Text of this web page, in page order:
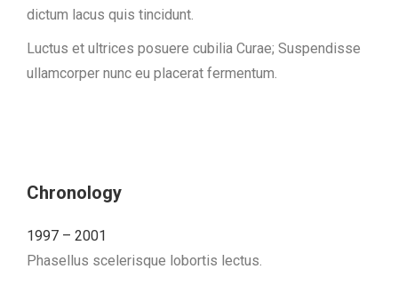
dictum lacus quis tincidunt.
Luctus et ultrices posuere cubilia Curae; Suspendisse
ullamcorper nunc eu placerat fermentum.
Chronology
1997 – 2001
Phasellus scelerisque lobortis lectus.